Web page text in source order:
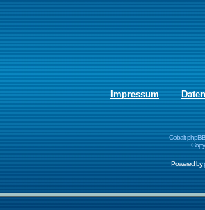
Impressum
Cobalt
Powered by